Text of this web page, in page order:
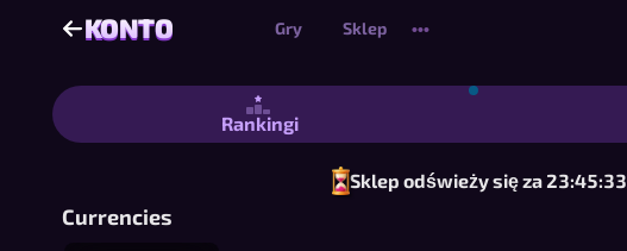
KONTO
KONTO Gry Sklep •••
Konto | Przedmioty
Rankingi
Sklep odświeży się za 23:45:33
Currencies